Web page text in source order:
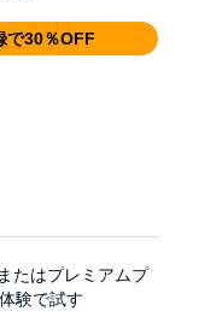
で30％OFF
たはプレミアムプ
験で試す